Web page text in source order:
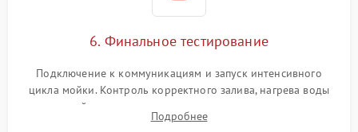
6. Финальное тестирование
Подключение к коммуникациям и запуск интенсивного
цикла мойки. Контроль корректного залива, нагрева воды
до нужной температуры, отсутствия посторонних шумов,
штатного слива и абсолютной сухости в поддоне.
Подробнее